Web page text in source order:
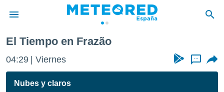
de
por
El Tiempo en Frazão
04:29 Viernes ...
Nubes y claros